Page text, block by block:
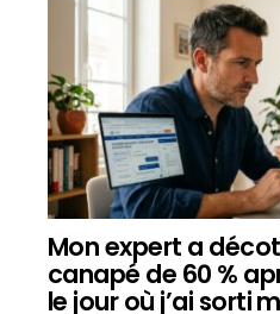
Mon expert a
canapé de 60 %
le jour où j’ai sorti